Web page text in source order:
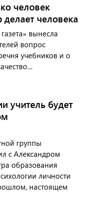
человек
человека
вынесла
вопрос
учебников и о
учитель будет
группы
с Александром
образования
личности
настоящем